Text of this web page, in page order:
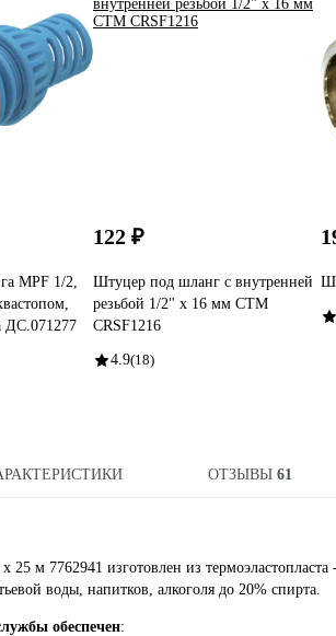
MPF 1/2,
ДС.071277
122 ₽
Штуцер под шланг с внутренней
резьбой 1/2" х 16 мм СТМ
CRSF1216
4.9(18)
ОТЗЫВЫ61
м 7762941 изготовлен из
воды, напитков, алкоголя до 20% спирта.
обеспечен: